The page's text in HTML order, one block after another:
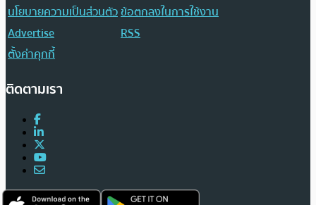
นโยบายความเป็นส่วนตัวข้อตกลงในการใช้งาน
Advertise
RSS
ตั้งค่าคุกกี้
ติดตามเรา